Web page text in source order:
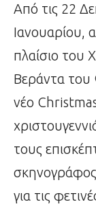
Από τις 22
Ιανουαρίου,
πλαίσιο του
Bεράντα
νέο
τους
για τις